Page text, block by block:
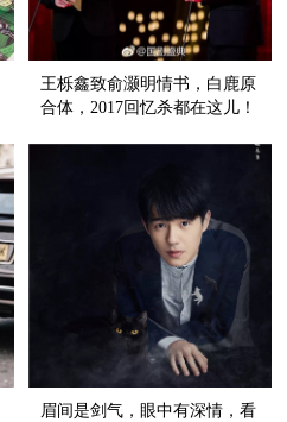
王栎鑫致俞灏明情书，白鹿原
合体，2017回忆杀都在这儿！
眉间是剑气，眼中有深情，看